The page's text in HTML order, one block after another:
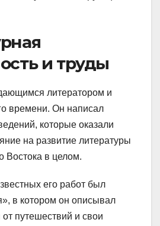
и труды
литератором и
времени. Он написал
которые оказали
на развитие литературы
Востока в целом.
его работ был
в котором он описывал
путешествий и свои